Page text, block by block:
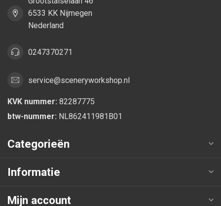
6533 KK Nijmegen
Nederland
0247370271
service@sceneryworkshop.nl
KVK nummer: 82287775
btw-nummer: NL862411981B01
Categorieën
Informatie
Mijn account